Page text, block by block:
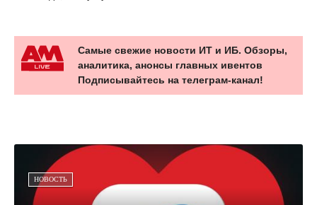
Самые свежие новости ИТ и ИБ. Обзоры,
аналитика, анонсы главных ивентов
Подписывайтесь на телеграм-канал!
НОВОСТЬ